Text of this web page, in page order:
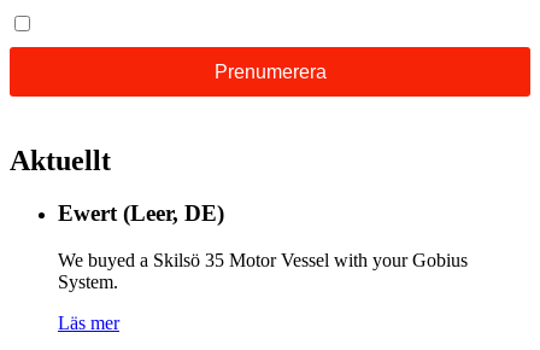
Aktuellt
Ewert (Leer, DE)
We buyed a Skilsö 35 Motor Vessel with your Gobius
System.
Läs mer